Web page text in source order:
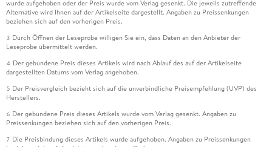
wurde aufgehoben oder der Preis wurde vom Verlag gesenkt. Die jeweils zutreffende
Alternative wird Ihnen auf der Artikelseite dargestellt. Angaben zu Preissenkungen
beziehen sich auf den vorherigen Preis.
3 Durch Öffnen der Leseprobe willigen Sie ein, dass Daten an den Anbieter der
Leseprobe übermittelt werden.
4 Der gebundene Preis dieses Artikels wird nach Ablauf des auf der Artikelseite
dargestellten Datums vom Verlag angehoben.
5 Der Preisvergleich bezieht sich auf die unverbindliche Preisempfehlung (UVP) des
Herstellers.
6 Der gebundene Preis dieses Artikels wurde vom Verlag gesenkt. Angaben zu
Preissenkungen beziehen sich auf den vorherigen Preis.
7 Die Preisbindung dieses Artikels wurde aufgehoben. Angaben zu Preissenkungen